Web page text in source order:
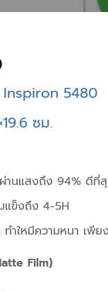
฿250.00
through
฿450.00
5480
ซม.
านแสงถึง 94% ดีที่
แข็งถึง 4-5H
ำใหมีความหนา เพีย
Film)